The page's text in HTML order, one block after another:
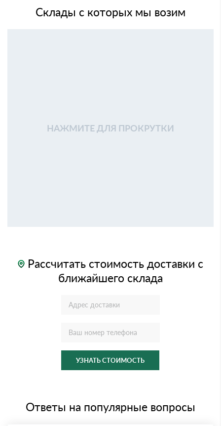
Склады с которых мы возим
НАЖМИТЕ ДЛЯ ПРОКРУТКИ
Рассчитать стоимость доставки с
ближайшего склада
УЗНАТЬ СТОИМОСТЬ
Ответы на популярные вопросы